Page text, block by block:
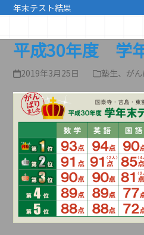
年末テスト結果
平成30年度 学
2019年3月25日 塾生、がん